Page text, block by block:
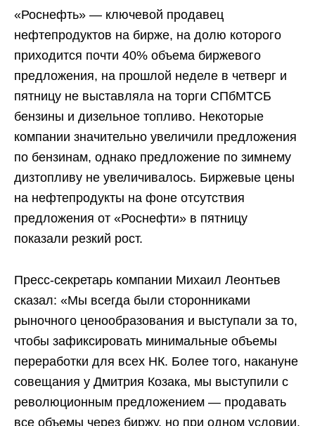
«Роснефть» — ключевой продавец
нефтепродуктов на бирже, на долю которого
приходится почти 40% объема биржевого
предложения, на прошлой неделе в четверг и
пятницу не выставляла на торги СПбМТСБ
бензины и дизельное топливо. Некоторые
компании значительно увеличили предложения
по бензинам, однако предложение по зимнему
дизтопливу не увеличивалось. Биржевые цены
на нефтепродукты на фоне отсутствия
предложения от «Роснефти» в пятницу
показали резкий рост.
Пресс-секретарь компании Михаил Леонтьев
сказал: «Мы всегда были сторонниками
рыночного ценообразования и выступали за то,
чтобы зафиксировать минимальные объемы
переработки для всех НК. Более того, накануне
совещания у Дмитрия Козака, мы выступили с
революционным предложением — продавать
все объемы через биржу, но при одном условии,